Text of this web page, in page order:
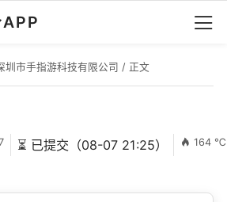
圳市手指游科技有限公司 / 正文
⏳ 已提交（08-07 21:25） 164 ℃